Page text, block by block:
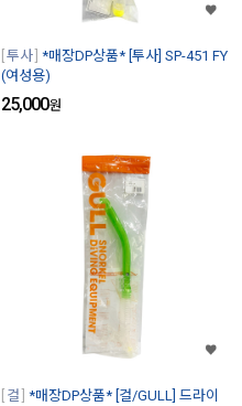
투사 *매장DP상품* [투사] SP-451 FY
(여성용)
25,000원
걸 *매장DP상품* [걸/GULL] 드라이